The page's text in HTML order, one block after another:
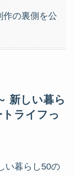
作の裏側を公
新しい暮ら
ライフっ
い暮らし50の